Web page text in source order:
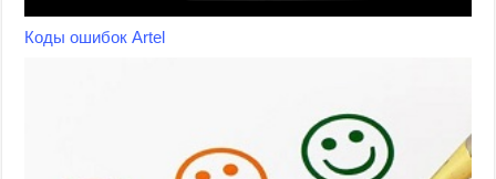
Коды ошибок Artel